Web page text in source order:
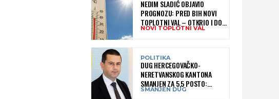
NEDIM SLADIĆ OBJAVIO
PROGNOZU: PRED BIH NOVI
TOPLOTNI VAL – OTKRIO I DO
KADA BI MOGAO TRAJATI
NOVI TOPLOTNI VAL
POLITIKA
DUG HERCEGOVAČKO-
NERETVANSKOG KANTONA
SMANJEN ZA 5,5 POSTO:
OBJAVLJENI NAJNOVIJI PODACI
SMANJEN DUG